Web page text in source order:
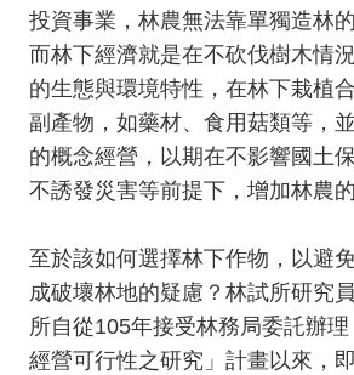
投資事業，林農無法靠單獨造林
而林下經濟就是在不砍伐樹木情
的生態與環境特性，在林下栽植
副產物，如藥材、食用菇類等，
的概念經營，以期在不影響國土
不誘發災害等前提下，增加林農的
至於該如何選擇林下作物，以避
成破壞林地的疑慮？林試所研究
所自從105年接受林務局委託辦
經營可行性之研究」計畫以來，